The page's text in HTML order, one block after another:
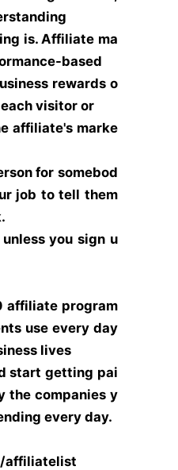
is. Affiliate ma
based
rewards o
visitor or
affiliate's marke
for somebod
job to tell them
you sign u
affiliate program
use every day
lives
start getting pai
the companies y
every day.
affiliatelist